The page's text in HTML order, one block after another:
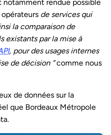
notamment rendue possible
de services qui
la comparaison de
existants par la mise à
, pour des usages internes
de décision ”comme nous
de données sur la
que Bordeaux Métropole